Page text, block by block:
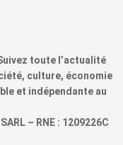
toute l’actualité
culture, économie
et indépendante au
– RNE : 1209226C